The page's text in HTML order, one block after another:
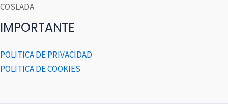
COSLADA
IMPORTANTE
POLITICA DE PRIVACIDAD
POLITICA DE COOKIES